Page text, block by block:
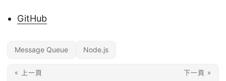
GitHub
Message Queue Node.js
« 上一頁 下一頁 »